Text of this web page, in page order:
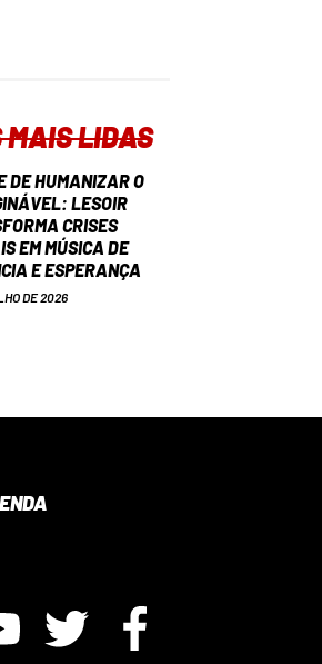
MAIS LIDAS
DE HUMANIZAR O
LESOIR
CRISES
EM MÚSICA DE
E ESPERANÇA
DE 2026